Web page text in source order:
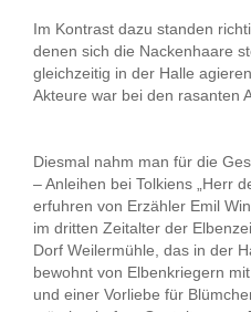
Im Kontrast dazu standen
denen sich die Nackenhaare
gleichzeitig in der Halle
Akteure war bei den rasanten
Diesmal nahm man für die
– Anleihen bei Tolkiens „Herr
erfuhren von Erzähler Emil
im dritten Zeitalter der
Dorf Weilermühle, das in der
bewohnt von Elbenkriegern
und einer Vorliebe für